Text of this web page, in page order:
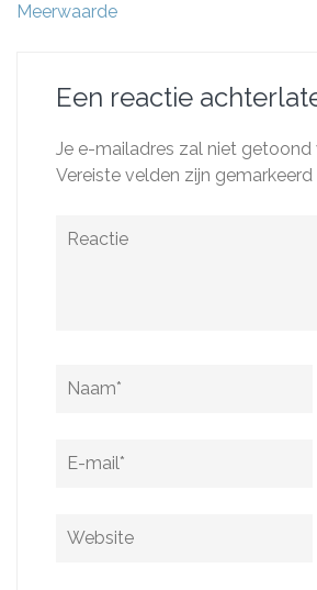
Meerwaarde
Een reactie
Je e-mailadres zal niet getoond
Vereiste velden zijn
Reactie
Naam
E-
Website